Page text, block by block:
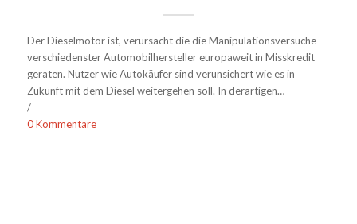
Der Dieselmotor ist, verursacht die die Manipulationsversuche
verschiedenster Automobilhersteller europaweit in Misskredit
geraten. Nutzer wie Autokäufer sind verunsichert wie es in
Zukunft mit dem Diesel weitergehen soll. In derartigen…
/
0 Kommentare